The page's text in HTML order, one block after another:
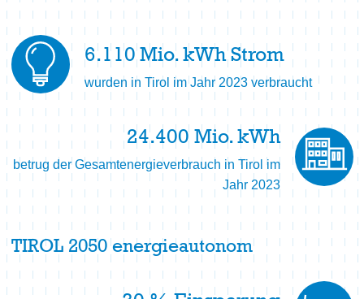
Umwelt
Umweltverträglichkeit
Ausgleichsmaßnahmen
Kühtai
Überblick
Digital erleben
Meilensteine
Geschichte
Tauernbach|Gruben
Überblick
Meilensteine
Imst|Haiming
Überblick
Meilensteine
Gut zu wissen
Ansprechpartner
Kaunertal
Überblick
Digital erleben
6.110 Mio. kWh Strom
wurden in Tirol im Jahr 2023 verbraucht
24.400 Mio. kWh
betrug der Gesamtenergieverbrauch in Tirol im
Jahr 2023
TIROL 2050 energieautonom